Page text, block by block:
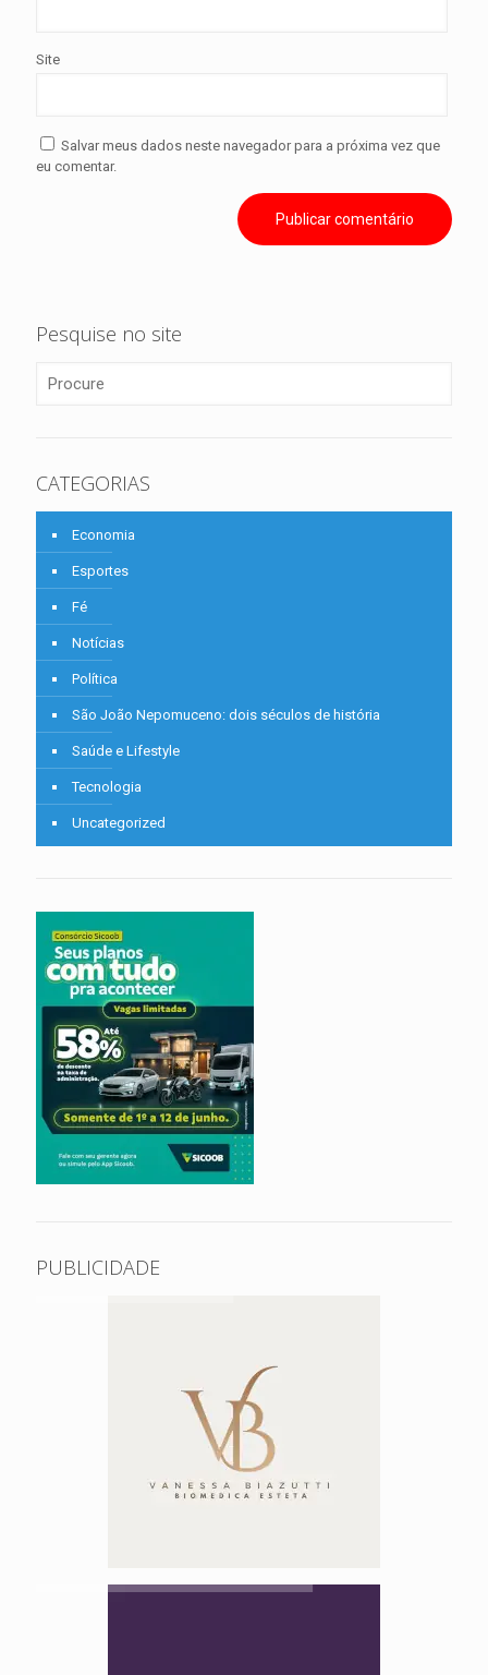
Site
Salvar meus dados neste navegador para a próxima vez que
eu comentar.
Pesquise no site
CATEGORIAS
Economia
Esportes
Fé
Notícias
Política
São João Nepomuceno: dois séculos de história
Saúde e Lifestyle
Tecnologia
Uncategorized
PUBLICIDADE